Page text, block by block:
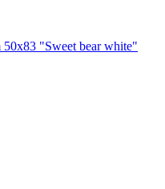
"Sweet bear white"